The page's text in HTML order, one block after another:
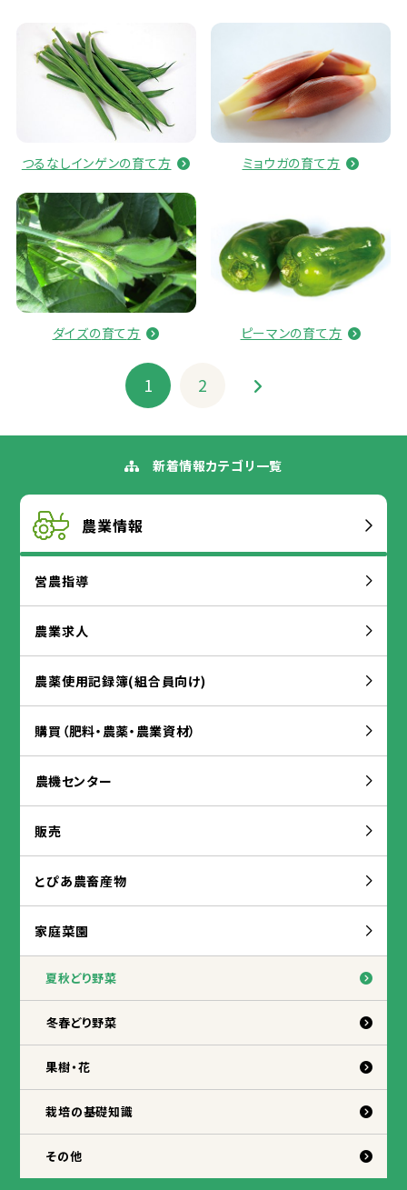
つるなしインゲンの育て方 ミョウガの育て方
ダイズの育て方 ピーマンの育て方
1 2
新着情報カテゴリ 一覧
農業情報
営農指導
農業求人
農薬使用記録簿(組合 員向け)
購買 （肥料・ 農薬・ 農業資材）
農機センター
販売
とぴあ農畜産物
家庭菜園
夏秋どり野菜
冬春どり野菜
果樹・花
栽培の基礎知識
その他